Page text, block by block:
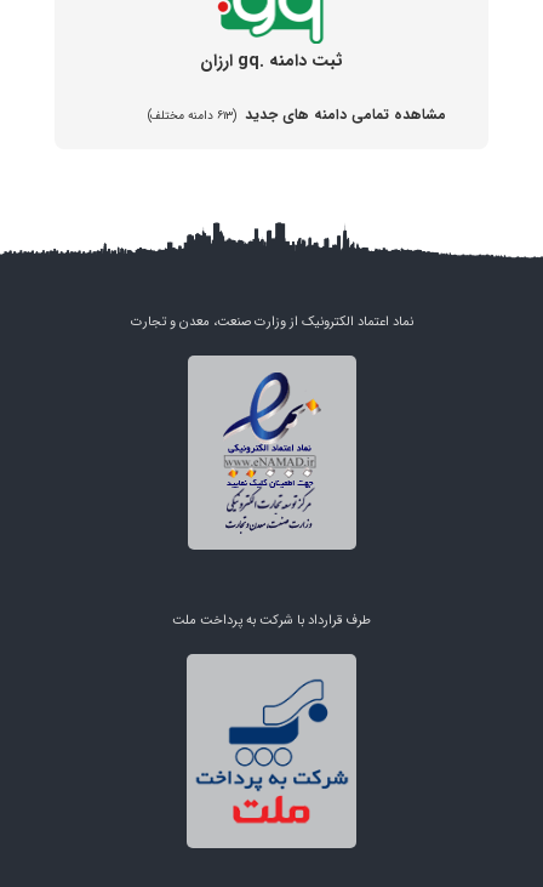
ثبت دامنه .gq ارزان
مشاهده تمامی دامنه های جدید (۶۱۳ دامنه مختلف)
نماد اعتماد الکترونیک از وزارت صنعت، معدن و تجارت
طرف قرارداد با شرکت به پرداخت ملت